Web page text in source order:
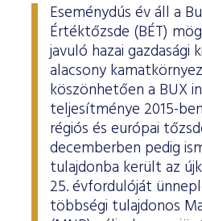
Eseménydús év áll a
Értéktőzsde (BÉT)
javuló hazai gazdasági
alacsony
köszönhetően a BUX
teljesítménye 2015-
régiós és európai
decemberben pedig
tulajdonba került az
25. évfordulóját
többségi tulajdonos